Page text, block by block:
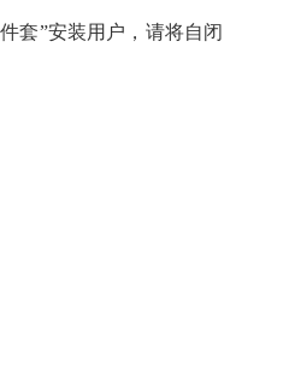
套”安装用户，请将自闭